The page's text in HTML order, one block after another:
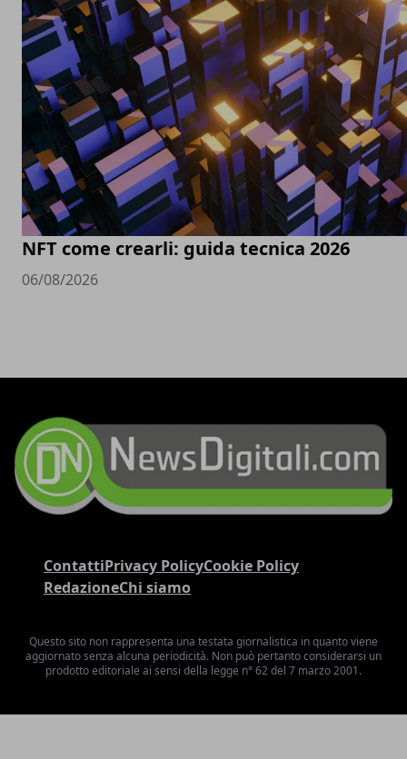
NFT come crearli: guida tecnica 2026
06/08/2026
ContattiPrivacy PolicyCookie Policy
RedazioneChi siamo
Questo sito non rappresenta una testata giornalistica in quanto viene
aggiornato senza alcuna periodicità. Non può pertanto considerarsi un
prodotto editoriale ai sensi della legge n° 62 del 7 marzo 2001.